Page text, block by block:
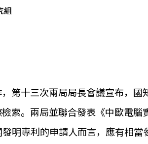
組
第十三次兩局局長會議宣布，
索。兩局並聯合發表《中歐電
明專利的申請人而言，應有相當